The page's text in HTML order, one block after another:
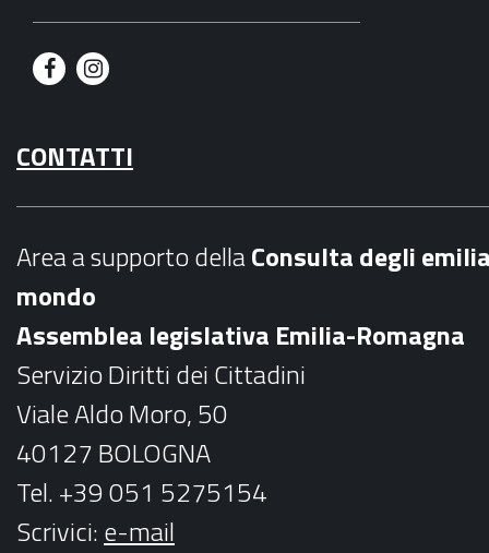
F
c
e
k
I
s
t
a
m
CONTATTI
Area a supporto dellaConsulta degli
mondo
Assemblea legislativa Emilia-Romagna
Servizio Diritti dei Cittadini
Viale Aldo Moro, 50
40127 BOLOGNA
Tel. +39 051 5275154
Scrivici:e-mail